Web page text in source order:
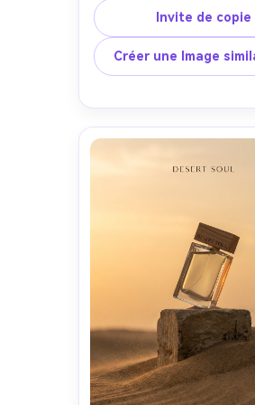
un large espace négatif, un
studio lumineux avec un
douce et une ombre
piédestal, un look haute
encadrement centré face
ambiance moderne
toile de fond et bords
Invite de copie
Créer une Image